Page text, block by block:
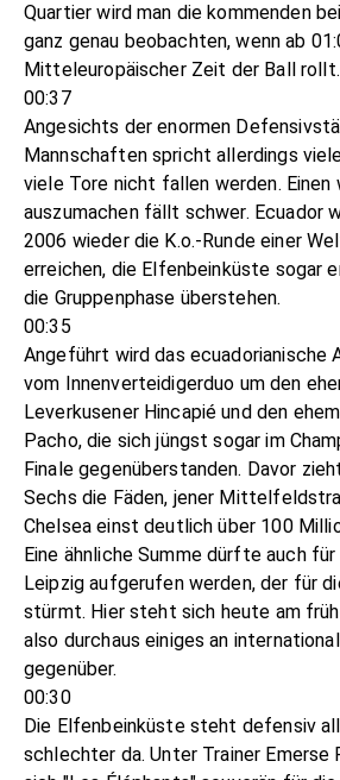
Quartier wird man die kommenden
ganz genau beobachten, wenn ab
Mitteleuropäischer Zeit der Ball rollt.
00:37
Angesichts der enormen
Mannschaften spricht allerdings
viele Tore nicht fallen werden. Einen
auszumachen fällt schwer. Ecuador
2006 wieder die K.o.-Runde einer
erreichen, die Elfenbeinküste sogar
die Gruppenphase überstehen.
00:35
Angeführt wird das ecuadorianische
vom Innenverteidigerduo um den
Leverkusener Hincapié und den
Pacho, die sich jüngst sogar im
Finale gegenüberstanden. Davor
Sechs die Fäden, jener
Chelsea einst deutlich über 100
Eine ähnliche Summe dürfte auch für
Leipzig aufgerufen werden, der für
stürmt. Hier steht sich heute am
also durchaus einiges an
gegenüber.
00:30
Die Elfenbeinküste steht defensiv
schlechter da. Unter Trainer Emerse